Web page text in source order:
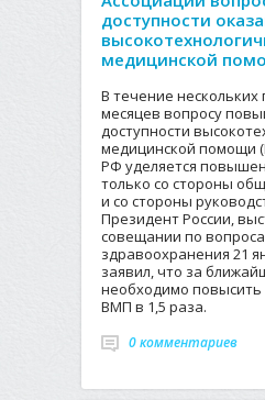
доступности
медицинской
В течение нескольких
месяцев вопросу
доступности
медицинской помощи
РФ уделяется
только со стороны
и со стороны
Президент России,
совещании по
здравоохранения 21
заявил, что за
необходимо
ВМП в 1,5 раза.
0 комментариев